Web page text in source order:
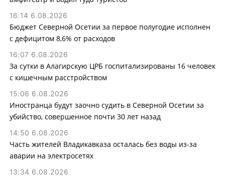
16:14 6.08.2026
Бюджет Северной Осетии за первое полугодие исполнен
с дефицитом 8,6% от расходов
16:07 6.08.2026
За сутки в Алагирскую ЦРБ госпитализированы 16 человек
с кишечным расстройством
15:06 6.08.2026
Иностранца будут заочно судить в Северной Осетии за
убийство, совершенное почти 30 лет назад
14:50 6.08.2026
Часть жителей Владикавказа осталась без воды из-за
аварии на электросетях
13:34 6.08.2026